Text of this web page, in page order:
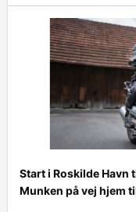
Start i Roskilde Havn
Munken på vej hjem